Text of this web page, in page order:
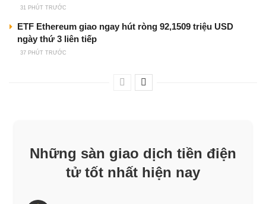
31 PHÚT TRƯỚC
ETF Ethereum giao ngay hút ròng 92,1509 triệu USD
ngày thứ 3 liên tiếp
37 PHÚT TRƯỚC
Những sàn giao dịch tiền điện
tử tốt nhất hiện nay